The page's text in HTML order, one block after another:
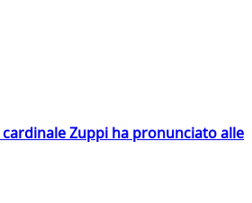
Zuppi ha pronunciato alle